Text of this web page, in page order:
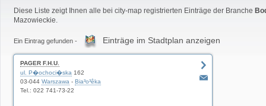
Diese Liste zeigt Ihnen alle bei city-map registrierten Einträge der Branche
Mazowieckie.
Ein Eintrag gefunden - Einträge im Stadtplan anzeigen
PAGER F.H.U.
ul. P�ochoci�ska 162
03-044 Warszawa - Bia³o³êka
Tel.: 022 741-73-22